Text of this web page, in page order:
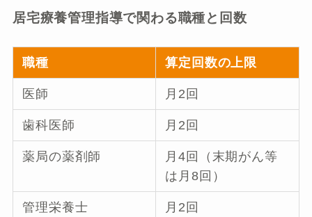
居宅療養管理指導で関わる職種と回数
職種 算定回数の上限
医師 月2回
歯科医師 月2回
薬局の薬剤師
月4回（末期がん等
は月8回）
管理栄養士 月2回